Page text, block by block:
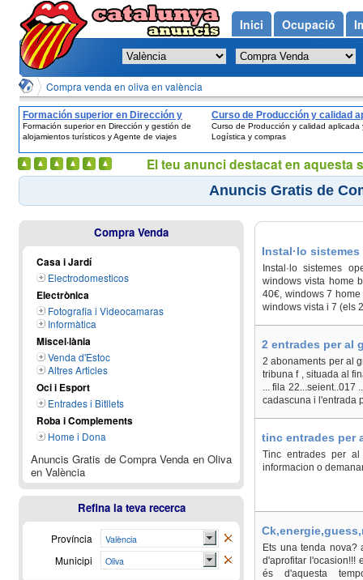
Compra venda en oliva en valència
Formación superior en Dirección y
gestión de alojamientos turísticos y
Agente de viajes
Formación superior en Dirección y gestión de
alojamientos turísticos y Agente de viajes
Curso de Producción y calidad
y Logística y compras
Curso de Producción y calidad aplicada
Logística y compras
Anuncis Gratis de
Instal·lo
Instal·lo sistemes
windows vista home
40€, windows 7
windows vista i 7 (els
2 entrades per al
2 abonaments per al
tribuna f , situada al
... fila 22...seient..017
cadascuna i l'entrada
tinc entrades per
Tinc entrades per
informacion o
Ets una tenda nova?
d'aprofitar l'ocasion!!!
és d'aquesta
Compra Venda
Casa i Jardí
Electrodomesticos
Electrònica
Fotografia i Videocamaras
Informàtica
Miscel·lània
Venda d'Estoc
Altres Articles
Oci i Esport
Entrades i Bitllets
Roba i Complements
Home i Dona
Anuncis Gratis de Compra Venda en Oliva
en València
Refina la teva recerca
Província València
Municipi Oliva
Inici Ocupació
El teu anunci destacat en aquesta